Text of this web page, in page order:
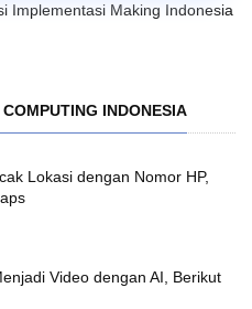
Implementasi Making Indonesia
INDONESIA
Lokasi dengan Nomor HP,
Video dengan AI, Berikut